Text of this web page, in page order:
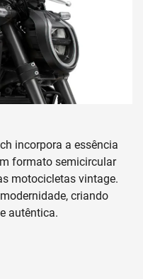
incorpora a essência
formato semicircular
motocicletas vintage.
criando
autêntica.